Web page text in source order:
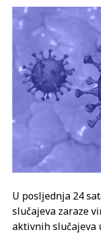
U posljednja 24
slučajeva zaraze
aktivnih slučajeva